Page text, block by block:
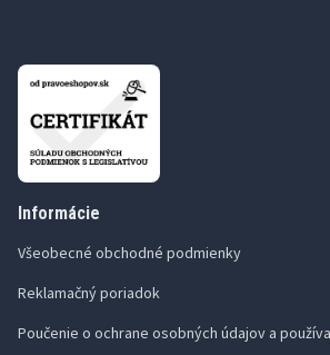
Informácie
Všeobecné obchodné podmienky
Reklamačný poriadok
Poučenie o ochrane osobných údajov a